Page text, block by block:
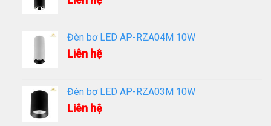
Đèn bơ LED AP-RZA04M 10W
Liên hệ
Đèn bơ LED AP-RZA03M 10W
Liên hệ